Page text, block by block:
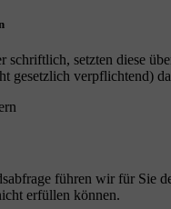
setzten diese
gesetzlich verpflichtend)
führen wir für Sie
erfüllen können.